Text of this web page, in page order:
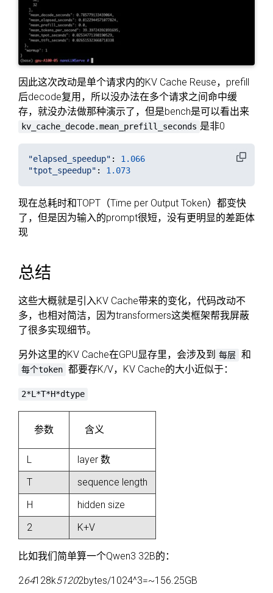
因此这次改动是单个请求内的KV Cache Reuse，prefill
后decode复用，所以没办法在多个请求之间命中缓
存，就没办法做那种演示了，但是bench是可以看出来
kv_cache_decode.mean_prefill_seconds 是非0
"elapsed_speedup" :
1.066
"tpot_speedup" : 1.073
现在总耗时和TOPT（Time per Output Token）都变快
了，但是因为输入的prompt很短，没有更明显的差距体
现
总结
这些大概就是引入KV Cache带来的变化，代码改动不
多，也相对简洁，因为transformers这类框架帮我屏蔽
了很多实现细节。
另外这里的KV Cache在GPU显存里，会涉及到 每层 和
每个token 都要存K/V，KV Cache的大小近似于：
2*L*T*H*dtype
参数 含义
L
layer 数
T
sequence length
H
hidden size
2
K+V
比如我们简单算一个Qwen3 32B的：
264128k51202bytes/1024^3=~156.25GB